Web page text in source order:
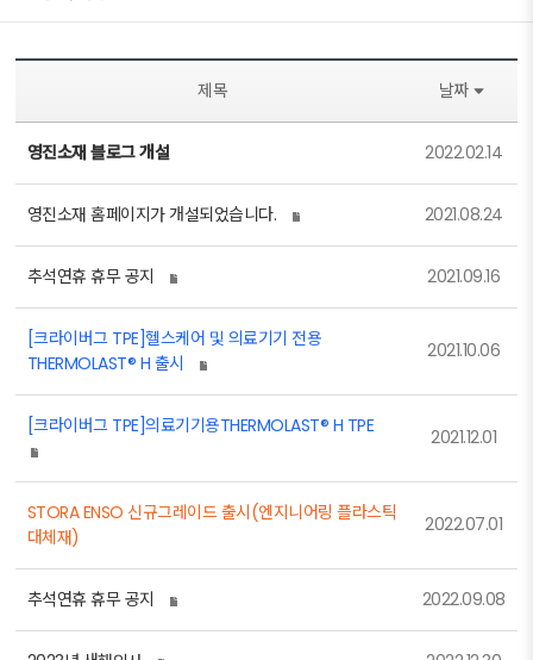
제목 날짜
영진소재 블로그 개설 2022.02.14
영진소재 홈페이지가 개설되었습니다. 2021.08.24
추석연휴 휴무 공지 2021.09.16
[크라이버그 TPE]헬스케어 및 의료기기 전용
THERMOLAST® H 출시
2021.10.06
[크라이버그 TPE]의료기기용THERMOLAST® H TPE 2021.12.01
STORA ENSO 신규그레이드 출시(엔지니어링 플라스틱
대체재)
2022.07.01
추석연휴 휴무 공지 2022.09.08